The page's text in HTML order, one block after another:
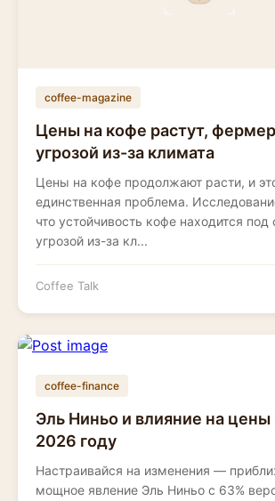
coffee-magazine
Цены на кофе растут,
угрозой из-за климата
Цены на кофе продолжают расти, и
единственная проблема.
что устойчивость кофе находится под
угрозой из-за кл...
Coffee Talk
coffee-finance
Эль Ниньо и влияние на цены
2026 году
Настраивайся на изменения —
мощное явление Эль Ниньо с 63%